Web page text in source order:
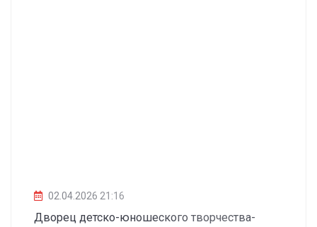
02.04.2026 21:16
Дворец детско-юношеского творчества-